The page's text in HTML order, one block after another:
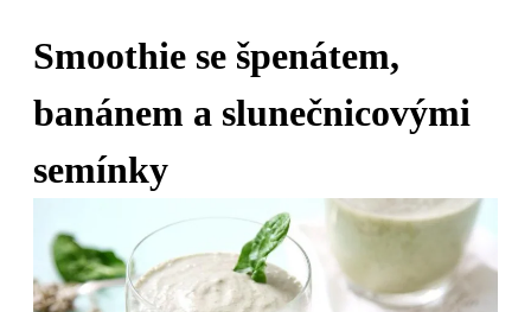
Smoothie se špenátem,
banánem a slunečnicovými
semínky